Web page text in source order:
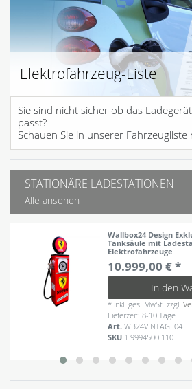
Elektrofahrzeug-Liste
Sie sind nicht sicher ob das
passt?
Schauen Sie in unserer Fahrzeugliste
STATIONÄRE LADESTATIONEN
Alle ansehen
Wallbox24 Design
Tanksäule mit
Elektrofahrzeuge
10.999,00 € *
In den
* inkl. ges. MwSt. zzgl.
Lieferzeit: 8-10 Tage
Art.WB24VINTAGE04
SKU 1.9994500.110